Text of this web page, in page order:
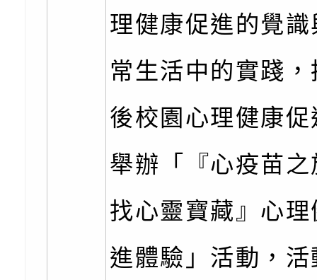
「115學年度身心障
知能研習」
檢送桃園市政府LED
函轉國立臺灣師範大
「115學年度身心障
知能研習」
有關桃園市八德區大
學辦理「音樂班第
樂會-憶起玩樂」
檢送桃園市政府家庭
「小桃家5月課程資
子的人際必修課」、
代的親職教養」海報
檢送「小桃家幸福+
實體座談會」海報
函轉臺北市勞動力重
委託辦理「2026臺
摩據點視覺設計競賽
檢送桃園市政府LED
函轉教育部訂於115
理健康促進的覺
常生活中的實踐
後校園心理健康
舉辦「『心疫苗
找心靈寶藏』心
進體驗」活動，